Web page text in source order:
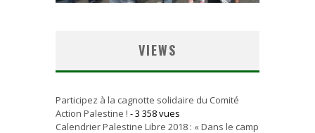
VIEWS
Participez à la cagnotte solidaire du Comité
Action Palestine ! - 3 358 vues
Calendrier Palestine Libre 2018 : « Dans le camp